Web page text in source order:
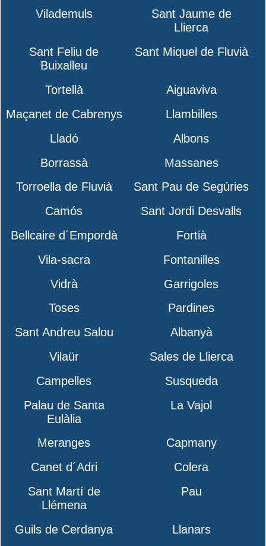
Vilademuls
Sant Jaume de
Llierca
Sant Feliu de
Buixalleu
Sant Miquel de Fluvià
Tortellà
Aiguaviva
Maçanet de Cabrenys
Llambilles
Lladó
Albons
Borrassà
Massanes
Torroella de Fluvià
Sant Pau de Segúries
Camós
Sant Jordi Desvalls
Bellcaire d´Empordà
Fortià
Vila-sacra
Fontanilles
Vidrà
Garrigoles
Toses
Pardines
Sant Andreu Salou
Albanyà
Vilaür
Sales de Llierca
Campelles
Susqueda
Palau de Santa
Eulàlia
La Vajol
Meranges
Capmany
Canet d´Adri
Colera
Sant Martí de
Llémena
Pau
Guils de Cerdanya
Llanars